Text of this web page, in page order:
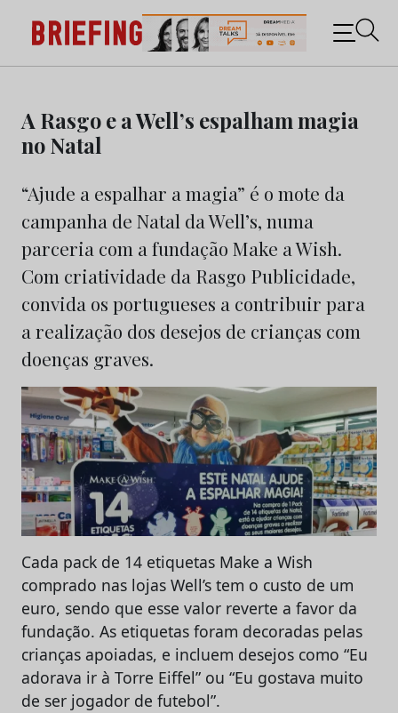
content
Briefing: Todas as notícias sobre os negócios do
Marketing e da Publicidade
A Rasgo e a Well’s espalham magia
no Natal
“Ajude a espalhar a magia” é o mote da
campanha de Natal da Well’s, numa
parceria com a fundação Make a Wish.
Com criatividade da Rasgo Publicidade,
convida os portugueses a contribuir para
a realização dos desejos de crianças com
doenças graves.
Cada pack de 14 etiquetas Make a Wish
comprado nas lojas Well’s tem o custo de um
euro, sendo que esse valor reverte a favor da
fundação. As etiquetas foram decoradas pelas
crianças apoiadas, e incluem desejos como “Eu
adorava ir à Torre Eiffel” ou “Eu gostava muito
de ser jogador de futebol”.